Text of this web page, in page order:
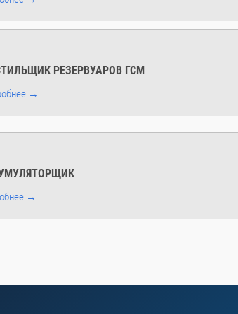
РЕЗЕРВУАРОВ ГСМ
→
→